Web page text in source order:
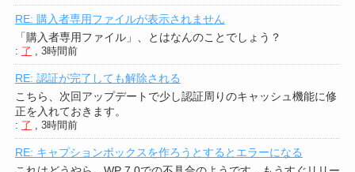
RE: 購入者専用ファイルが表示されません
「購入者専用ファイル」、とはなんのことでしょう？
: 了 , 3時間前
RE: 認証が完了しても解除される
こちら、次回アップデートで少し認証周りのキャッシュ機能に修
正を入れておきます。
: 了 , 3時間前
RE: キャプションボックスを作ろうとするとエラーになる